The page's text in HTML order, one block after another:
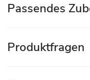
Passendes
Produktfragen